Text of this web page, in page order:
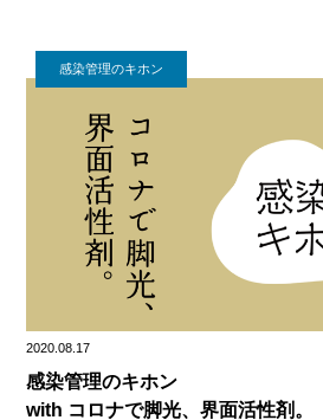
感染管理のキホン
2020.08.17
感染管理のキホン
with コロナで脚光、界面活性剤。